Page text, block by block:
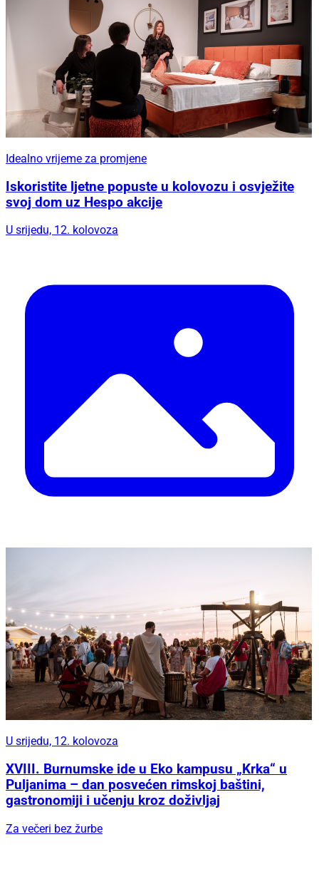
Idealno vrijeme za promjene
Iskoristite ljetne popuste u kolovozu i osvježite
svoj dom uz Hespo akcije
U srijedu, 12. kolovoza
U srijedu, 12. kolovoza
XVIII. Burnumske ide u Eko kampusu „Krka“ u
Puljanima – dan posvećen rimskoj baštini,
gastronomiji i učenju kroz doživljaj
Za večeri bez žurbe